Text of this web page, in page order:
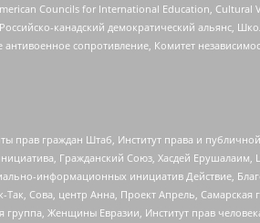
Councils for International Education, Cultural
канадский демократический альянс,
сопротивление, Комитет
прав граждан Штаб, Институт права и
Гражданский Союз, Хасдей Ерушалаим,
информационных инициатив Действие,
Сова, центр Анна, Проект Апрель, Самарская
Женщины Евразии, Институт прав